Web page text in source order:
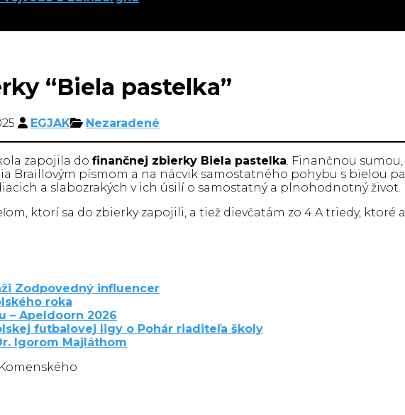
“Biela pastelka”
EGJAK Nezaradené
zapojila do finančnej zbierky Biela pastelka. Finančnou
Braillovým písmom a na nácvik samostatného pohybu s bielou
a slabozrakých v ich úsilí o samostatný a plnohodnotný život.
ktorí sa do zbierky zapojili, a tiež dievčatám zo 4.A triedy,
Zodpovedný influencer
roka
– Apeldoorn 2026
futbalovej ligy o Pohár riaditeľa školy
Igorom Majláthom